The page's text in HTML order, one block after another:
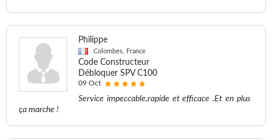
Philippe
Colombes, France
Code Constructeur
Débloquer SPV C100
09 Oct
Service impeccable,rapide et efficace .Et en plus
ça marche !